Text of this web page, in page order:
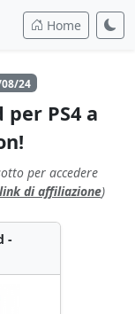
Home
24
PS4 a
per accedere
link di affiliazione)
-